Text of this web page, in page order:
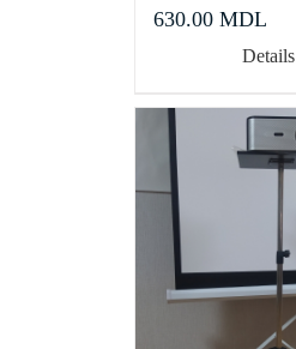
630.00 MDL
Details